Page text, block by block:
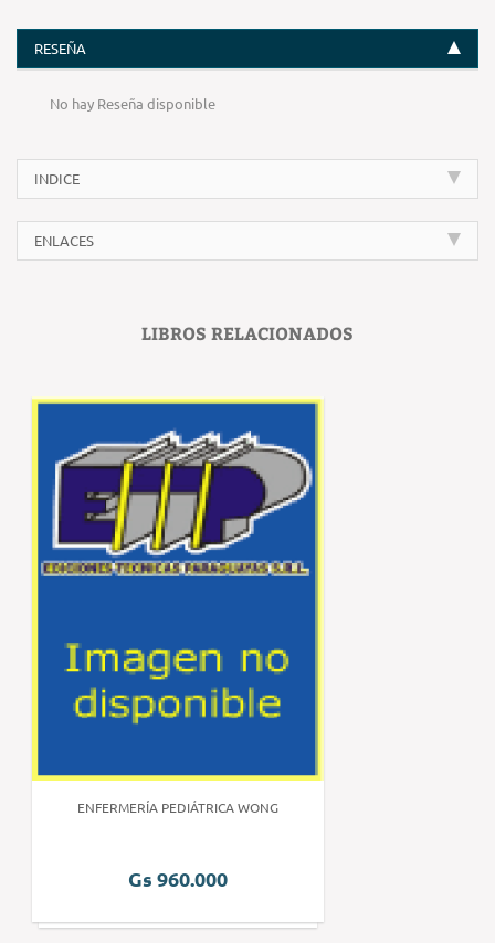
RESEÑA
No hay Reseña disponible
INDICE
ENLACES
LIBROS RELACIONADOS
ENFERMERÍA PEDIÁTRICA WONG
Gs 960.000